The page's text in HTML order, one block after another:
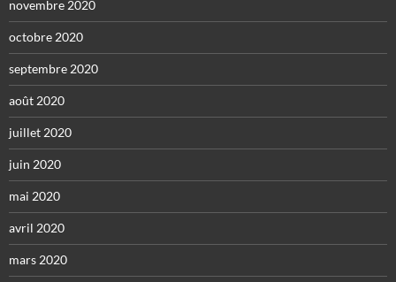
novembre 2020
octobre 2020
septembre 2020
août 2020
juillet 2020
juin 2020
mai 2020
avril 2020
mars 2020